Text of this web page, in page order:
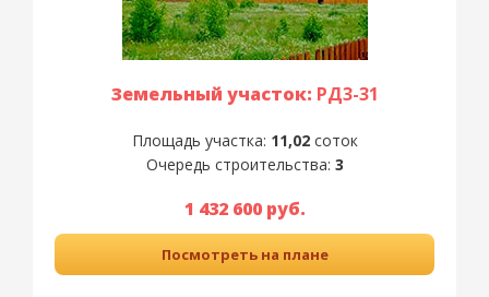
Земельный участок: РД3-31
Площадь участка: 11,02соток
Очередь строительства: 3
1 432 600 руб.
Посмотреть на плане